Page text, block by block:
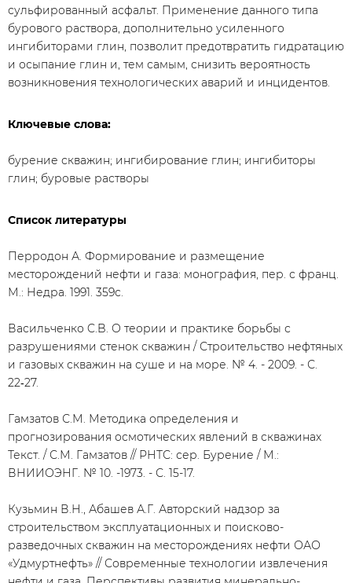
сульфированный асфальт. Применение данного типа
бурового раствора, дополнительно усиленного
ингибиторами глин, позволит предотвратить гидратацию
и осыпание глин и, тем самым, снизить вероятность
возникновения технологических аварий и инцидентов.
Ключевые слова:
бурение скважин; ингибирование глин; ингибиторы
глин; буровые растворы
Список литературы
Перродон А. Формирование и размещение
месторождений нефти и газа: монография, пер. с франц.
М.: Недра. 1991. 359с.
Васильченко C.B. О теории и практике борьбы с
разрушениями стенок скважин / Строительство нефтяных
и газовых скважин на суше и на море. № 4. - 2009. - С.
22‑27.
Гамзатов С.М. Методика определения и
прогнозирования осмотических явлений в скважинах
Текст. / С.М. Гамзатов // РНТС: сер. Бурение / М.:
ВНИИОЭНГ. № 10. -1973. - С. 15-17.
Кузьмин В.Н., Абашев А.Г. Авторский надзор за
строительством эксплуатационных и поисково-
разведочных скважин на месторождениях нефти ОАО
«Удмуртнефть» // Современные технологии извлечения